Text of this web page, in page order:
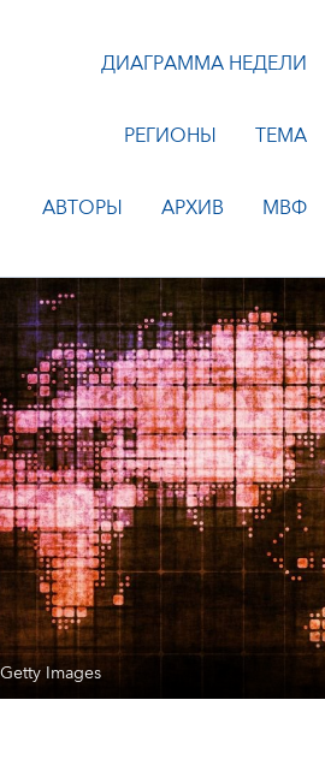
ДИАГРАММА НЕДЕЛИ
РЕГИОНЫ ТЕМА
АВТОРЫ АРХИВ МВФ
Images